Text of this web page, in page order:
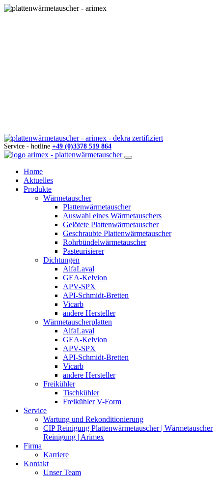
Service - hotline +49 (0)3378 519 864
Home
Aktuelles
Produkte
Wärmetauscher
Plattenwärmetauscher
Auswahl eines Wärmetauschers
Gelötete Plattenwärmetauscher
Geschraubte Plattenwärmetauscher
Rohrbündelwärmetauscher
Pasteurisierer
Dichtungen
AlfaLaval
GEA-Kelvion
APV-SPX
API-Schmidt-Bretten
Vicarb
andere Hersteller
Wärmetauscherplatten
AlfaLaval
GEA-Kelvion
APV-SPX
API-Schmidt-Bretten
Vicarb
andere Hersteller
Freikühler
Tischkühler
Freikühler V-Form
Service
Wartung und Rekonditionierung
CIP Reinigung Plattenwärmetauscher | Wärmetauscher
Reinigung | Arimex
Firma
Karriere
Kontakt
Unser Team